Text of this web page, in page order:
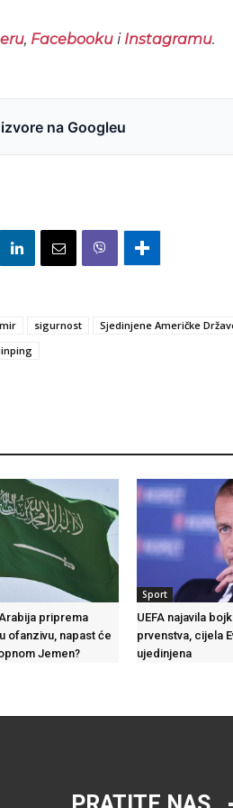
, Facebookui Instagramu.
na Googleu
mir sigurnost
Sjedinjene Američke
priprema
ofanzivu, napast će
Jemen?
Sport
UEFA najavila
prvenstva, cijela
ujedinjena